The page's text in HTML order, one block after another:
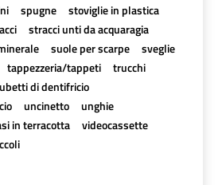
spugne
stoviglie in plastica
stracci unti da acquaragia
suole per scarpe
sveglie
tappezzeria/tappeti
trucchi
di dentifricio
uncinetto
unghie
in terracotta
videocassette